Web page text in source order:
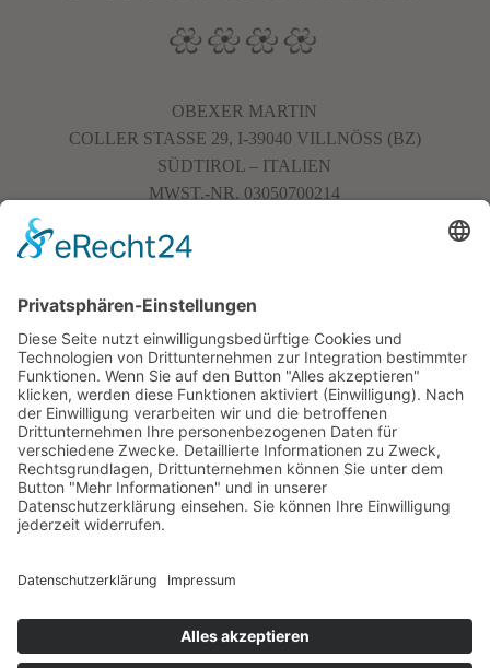
OBEXER MARTIN
COLLER STASSE 29, I-39040 VILLNÖSS (BZ)
SÜDTIROL – ITALIEN
MWST.-NR. 03050700214
 +39 345 794 7956
 info@pineiderhof.it
 Anfahrt & Karte
Datenschutz Impressum